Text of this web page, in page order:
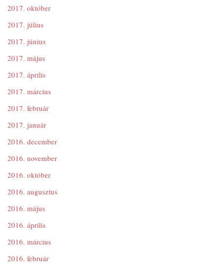
2017. október
2017. július
2017. június
2017. május
2017. április
2017. március
2017. február
2017. január
2016. december
2016. november
2016. október
2016. augusztus
2016. május
2016. április
2016. március
2016. február